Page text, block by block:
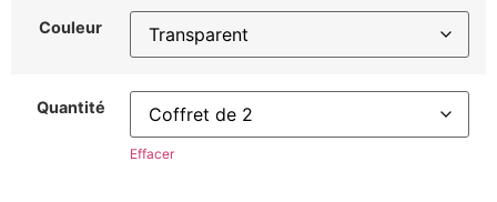
Couleur
Quantité
Effacer